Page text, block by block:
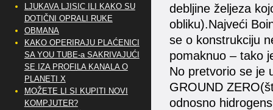
debljine željeza
obliku).Najveći
se o konstrukciju
pomaknuo – tako
No pretvorio se je
GROUND
odnosno
LJUKAVA LJISIC ILI KAKO SU
DOTIČNI OPRALI RUKE
OBMANA
KAKO OPERIRAJU PLAĆENICI
SA YOU TUBE-a SAKRIVAJUĆI
SE IZA PROFILA KANALA O
PLANETI X
MOŽETE LI SI KUPITI NOVI
KOMPJUTER?